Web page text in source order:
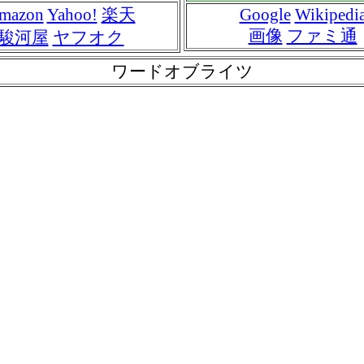
Yahoo! 楽天
河屋 ヤフオク
Google
画像 ファミ通
ワードオブライツ